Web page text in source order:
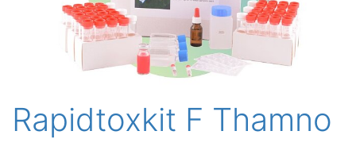
Rapidtoxkit F Thamno